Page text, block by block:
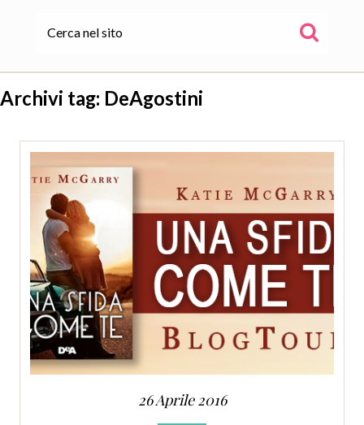
COLLABORAZIONI
CONTATTI
Archivi tag: DeAgostini
26 Aprile 2016